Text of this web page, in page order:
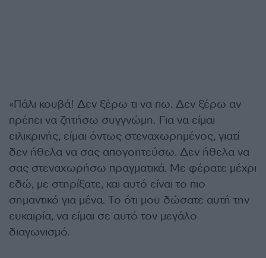
«Πάλι κουβά! Δεν ξέρω τι να πω. Δεν ξέρω αν
πρέπει να ζητήσω συγγνώμη. Για να είμαι
ειλικρινής, είμαι όντως στεναχωρημένος, γιατί
δεν ήθελα να σας απογοητεύσω. Δεν ήθελα να
σας στεναχωρήσω πραγματικά. Με φέρατε μέχρι
εδώ, με στηρίξατε, και αυτό είναι το πιο
σημαντικό για μένα. Το ότι μου δώσατε αυτή την
ευκαιρία, να είμαι σε αυτό τον μεγάλο
διαγωνισμό.